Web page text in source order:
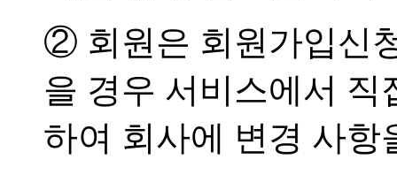
② 회원은 회원가입신
을 경우 서비스에서
하여 회사에 변경 사항